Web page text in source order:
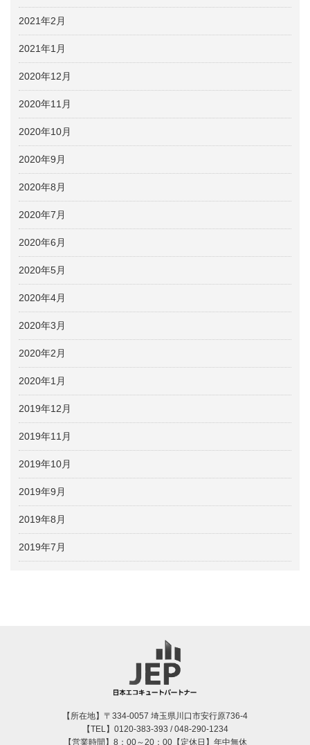
2021年2月
2021年1月
2020年12月
2020年11月
2020年10月
2020年9月
2020年8月
2020年7月
2020年6月
2020年5月
2020年4月
2020年3月
2020年2月
2020年1月
2019年12月
2019年11月
2019年10月
2019年9月
2019年8月
2019年7月
【所在地】〒334-0057 埼玉県川口市安行原736-4
【TEL】0120-383-393 / 048-290-1234
【営業時間】8：00～20：00【定休日】年中無休